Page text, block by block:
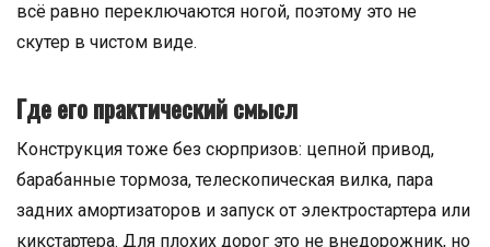
всё равно переключаются ногой, поэтому это не
скутер в чистом виде.
Где его практический смысл
Конструкция тоже без сюрпризов: цепной привод,
барабанные тормоза, телескопическая вилка, пара
задних амортизаторов и запуск от электростартера или
кикстартера. Для плохих дорог это не внедорожник, но